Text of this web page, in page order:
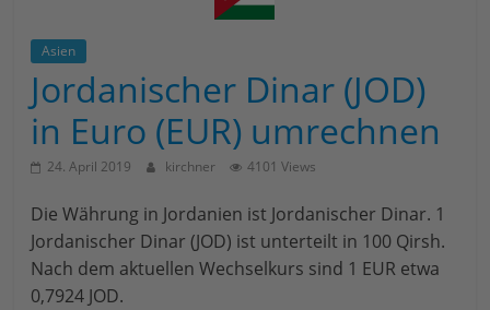
weitere
WordPress-
Website
Asien
Jordanischer Dinar (JOD)
in Euro (EUR) umrechnen
24. April 2019 kirchner 4101 Views
Die Währung in Jordanien ist Jordanischer Dinar. 1
Jordanischer Dinar (JOD) ist unterteilt in 100 Qirsh.
Nach dem aktuellen Wechselkurs sind 1 EUR etwa
0,7924 JOD.